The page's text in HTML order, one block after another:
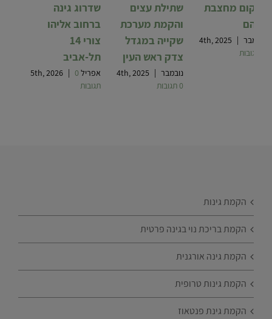
שדרוג גינה
ברחוב אליהו
צורי 14
תל-אביב
אפריל 5th, 2026 0
תגובות
שתילת עצים
והקמת מערכת
שקייה במגדל
צדק ראש העין
נובמבר 4th, 2025
0 תגובות
שיקום מחצבת
שוהם
נובמבר 4th, 2025
הקמת גינות
הקמת בריכת נוי בגינה פרטית
הקמת גינה אורגנית
הקמת גינות טרופית
הקמת גינת פנטאוז